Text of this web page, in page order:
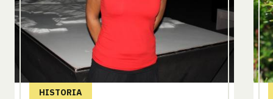
HISTORIA